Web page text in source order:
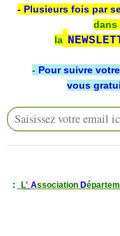
- Plusieurs fois par
dans
la
- Pour suivre
vous
:
L' AssociationD